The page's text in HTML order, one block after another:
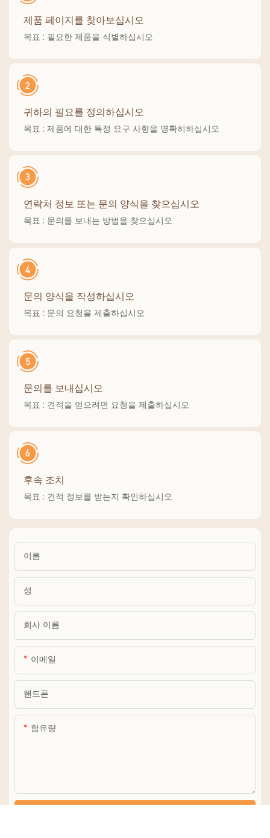
제품 페이지를 찾아보십시오
목표 : 필요한 제품을 식별하십시오
귀하의 필요를 정의하십시오
목표 : 제품에 대한 특정 요구 사항을 명확히하십시오
연락처 정보 또는 문의 양식을 찾으십시오
목표 : 문의를 보내는 방법을 찾으십시오
문의 양식을 작성하십시오
목표 : 문의 요청을 제출하십시오
문의를 보내십시오
목표 : 견적을 얻으려면 요청을 제출하십시오
후속 조치
목표 : 견적 정보를 받는지 확인하십시오
이름
성
회사 이름
이메일
핸드폰
함유량